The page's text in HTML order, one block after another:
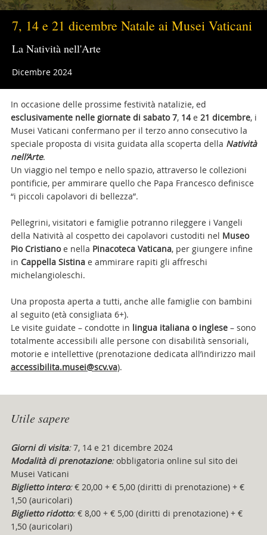
7, 14 e 21 dicembre Natale ai Musei Vaticani
La Natività nell'Arte
Dicembre 2024
In occasione delle prossime festività natalizie, ed
esclusivamente nelle giornate di sabato 7,14e 21 dicembre, i
Musei Vaticani confermano per il terzo anno consecutivo la
speciale proposta di visita guidata alla scoperta della Natività
nell’Arte.
Un viaggio nel tempo e nello spazio, attraverso le collezioni
pontificie, per ammirare quello che Papa Francesco definisce
“i piccoli capolavori di bellezza”.
Pellegrini, visitatori e famiglie potranno rileggere i Vangeli
della Natività al cospetto dei capolavori custoditi nel Museo
Pio Cristianoe nella Pinacoteca Vaticana, per giungere infine
in Cappella Sistina e ammirare rapiti gli affreschi
michelangioleschi.
Una proposta aperta a tutti, anche alle famiglie con bambini
al seguito (età consigliata 6+).
Le visite guidate – condotte in lingua italiana o inglese– sono
totalmente accessibili alle persone con disabilità sensoriali,
motorie e intellettive (prenotazione dedicata all’indirizzo mail
accessibilita.musei@scv.va).
Utile sapere
Giorni di visita:7, 14 e 21 dicembre 2024
Modalità di prenotazione:obbligatoria online sul sito dei
Musei Vaticani
Biglietto intero:€ 20,00 + € 5,00 (diritti di prenotazione) + €
1,50 (auricolari)
Biglietto ridotto:€ 8,00 + € 5,00 (diritti di prenotazione) + €
1,50 (auricolari)